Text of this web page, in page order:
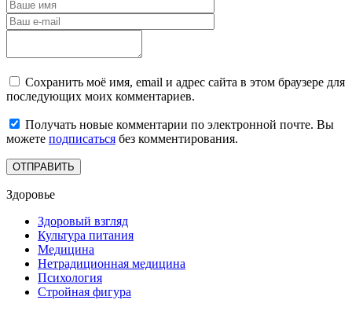
Сохранить моё имя, email и адрес сайта в этом браузере для
последующих моих комментариев.
Получать новые комментарии по электронной почте. Вы
можете подписаться без комментирования.
Здоровье
Здоровый взгляд
Культура питания
Медицина
Нетрадиционная медицина
Психология
Стройная фигура